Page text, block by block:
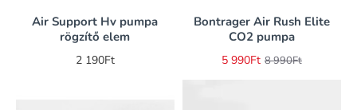
Air Support Hv pumpa
rögzítő elem
2 190Ft
-33%
Bontrager Air Rush Elite
CO2 pumpa
5 990Ft 8 990Ft